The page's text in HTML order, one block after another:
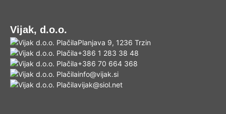
Vijak, d.o.o.
Planjava 9, 1236 Trzin
+386 1 283 38 48
+386 70 664 368
info@vijak.si
vijak@siol.net